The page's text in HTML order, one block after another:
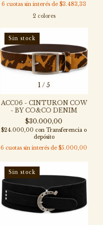
6 cuotas sin interés de $3.483,33
2 colores
1/ 5
Sin stock
ACC06 - CINTURON COW
- BY CO&CO DENIM
$30.000,00
$24.000,00 con Transferencia o
depósito
6 cuotas sin interés de $5.000,00
Sin stock